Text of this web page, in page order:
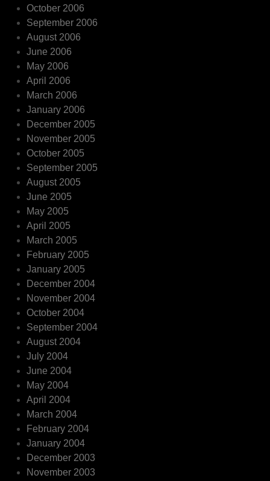
October 2006
September 2006
August 2006
June 2006
May 2006
April 2006
March 2006
January 2006
December 2005
November 2005
October 2005
September 2005
August 2005
June 2005
May 2005
April 2005
March 2005
February 2005
January 2005
December 2004
November 2004
October 2004
September 2004
August 2004
July 2004
June 2004
May 2004
April 2004
March 2004
February 2004
January 2004
December 2003
November 2003